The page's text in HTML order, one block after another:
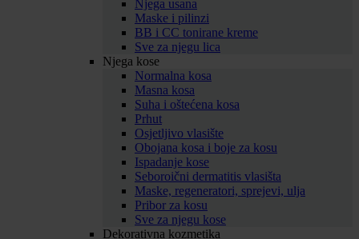
Njega usana
Maske i pilinzi
BB i CC tonirane kreme
Sve za njegu lica
Njega kose
Normalna kosa
Masna kosa
Suha i oštećena kosa
Prhut
Osjetljivo vlasište
Obojana kosa i boje za kosu
Ispadanje kose
Seboroični dermatitis vlasišta
Maske, regeneratori, sprejevi, ulja
Pribor za kosu
Sve za njegu kose
Dekorativna kozmetika